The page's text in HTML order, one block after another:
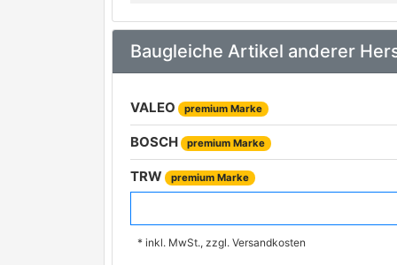
Baugleiche Artikel anderer
VALEO premium Marke
BOSCH premium Marke
TRW premium Marke
FERODO premium Marke
* inkl. MwSt., zzgl. Versandkosten